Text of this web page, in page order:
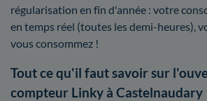
régularisation en fin d'année : votre
en temps réel (toutes les demi-heures),
vous consommez !
Tout ce qu'il faut savoir sur
compteur Linky à Castelnaudary